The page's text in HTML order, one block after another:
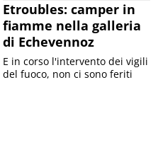
Etroubles: camper in
fiamme nella galleria
di Echevennoz
E in corso l'intervento dei vigili
del fuoco, non ci sono feriti